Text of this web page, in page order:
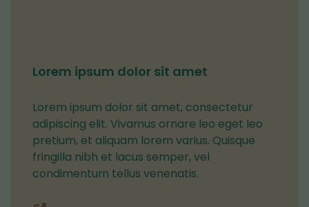
Lorem ipsum dolor sit amet
Lorem ipsum dolor sit amet, consectetur
adipiscing elit. Vivamus ornare leo eget leo
pretium, et aliquam lorem varius. Quisque
fringilla nibh et lacus semper, vel
condimentum tellus venenatis.